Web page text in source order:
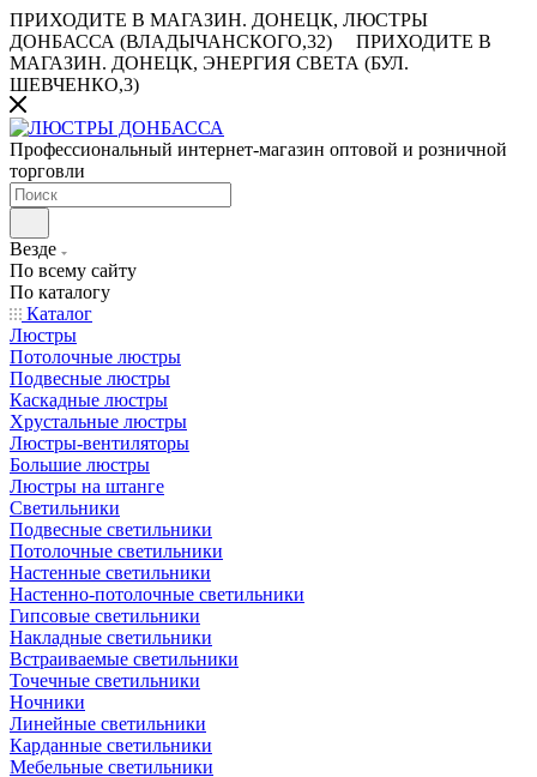
ПРИХОДИТЕ В МАГАЗИН. ДОНЕЦК, ЛЮСТРЫ
ДОНБАССА (ВЛАДЫЧАНСКОГО,32)
ПРИХОДИТЕ В
МАГАЗИН. ДОНЕЦК, ЭНЕРГИЯ СВЕТА (БУЛ.
ШЕВЧЕНКО,3)
Профессиональный интернет-магазин оптовой и розничной
торговли
Везде
По всему сайту
По каталогу
Каталог
Люстры
Потолочные люстры
Подвесные люстры
Каскадные люстры
Хрустальные люстры
Люстры-вентиляторы
Большие люстры
Люстры на штанге
Светильники
Подвесные светильники
Потолочные светильники
Настенные светильники
Настенно-потолочные светильники
Гипсовые светильники
Накладные светильники
Встраиваемые светильники
Точечные светильники
Ночники
Линейные светильники
Карданные светильники
Мебельные светильники